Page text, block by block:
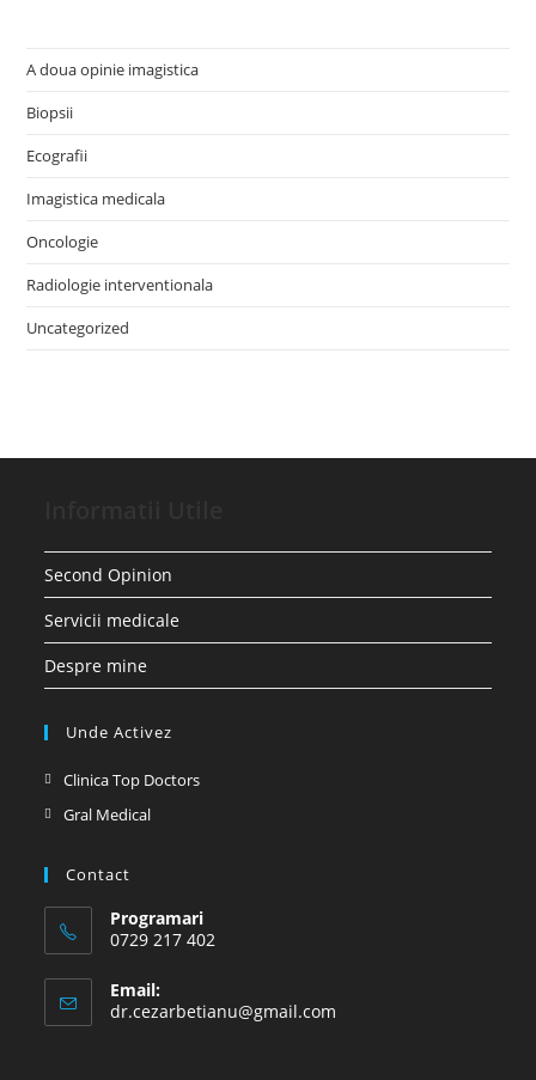
A doua opinie imagistica
Biopsii
Ecografii
Imagistica medicala
Oncologie
Radiologie interventionala
Uncategorized
Second Opinion
Servicii medicale
Despre mine
Unde Activez
Clinica Top DoctorsOpens
Gral MedicalOpens
tab
Contact
Programari
0729 217 402
Email:
dr.cezarbetianu@gmail.com